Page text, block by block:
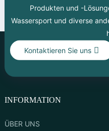
Produkten und -
Wassersport und diverse
Kontaktieren Sie uns
INFORMATION
ÜBER UNS